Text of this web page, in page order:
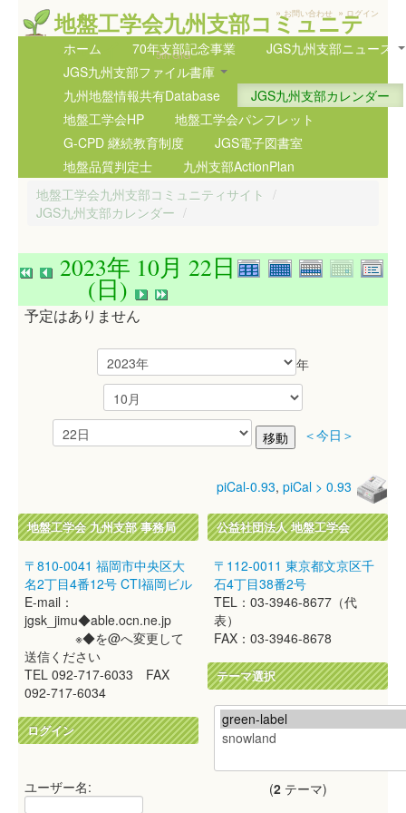
地盤工学会九州支部コミュニテ
ィサイト
5th GIG
» お問い合わせ » ログイン
ホーム 70年支部記念事業
JGS九州支部ニュース
JGS九州支部ファイル書庫
九州地盤情報共有Database
JGS九州支部カレンダー
地盤工学会HP
地盤工学会パンフレット
G-CPD 継続教育制度
JGS電子図書室
地盤品質判定士
九州支部ActionPlan
地盤工学会九州支部コミュニティサイト /
JGS九州支部カレンダー /
2023年 10月 22日
(日)
予定はありません
年
＜今日＞
piCal-0.93, piCal > 0.93
地盤工学会 九州支部 事務局
〒810-0041 福岡市中央区大
名2丁目4番12号 CTI福岡ビル
E-mail：
jgsk_jimu◆able.ocn.ne.jp
※◆を@へ変更して
送信ください
TEL 092-717-6033 FAX
092-717-6034
ログイン
ユーザー名:
公益社団法人 地盤工学会
〒112-0011 東京都文京区千
石4丁目38番2号
TEL：03-3946-8677（代
表）
FAX：03-3946-8678
テーマ選択
(2テーマ)